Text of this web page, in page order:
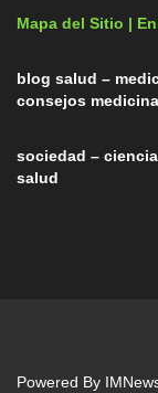
Mapa del Sitio |
blog salud –
consejos medicina
sociedad –
salud
Powered By